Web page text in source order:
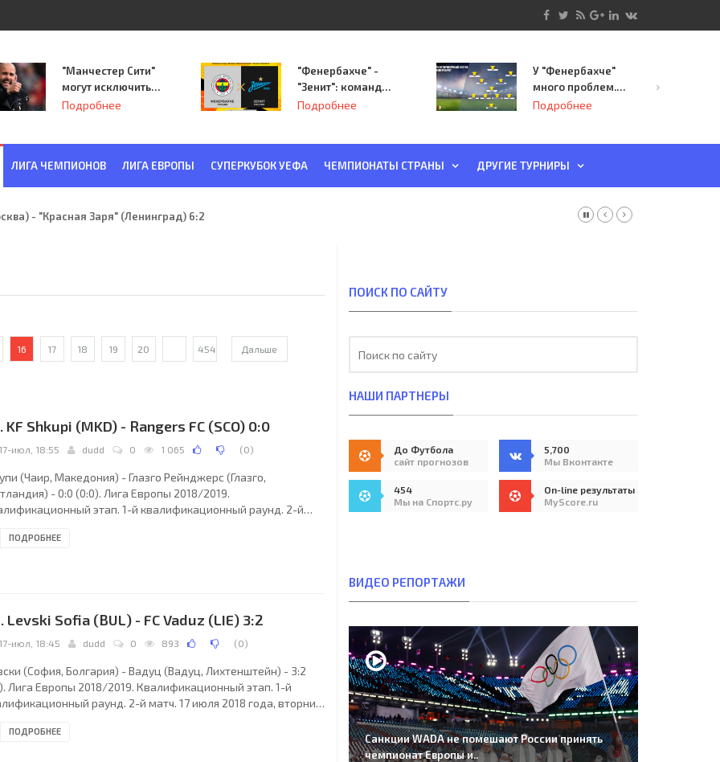
"Манчестер Сити"
могут исключить
из Лиги
Подробнее
"Фенербахче" -
"Зенит": команда
Семака начинает
Подробнее
У "Фенербахче"
много проблем.
Но он опасен для
Подробнее
ЛИГА ЧЕМПИОНОВ ЛИГА ЕВРОПЫ СУПЕРКУБОК УЕФА ЧЕМПИОНАТЫ СТРАНЫ ДРУГИЕ ТУРНИРЫ
- "Красная Заря" (Ленинград) 6:2
16 17 18 19 20 454 Дальше
KF Shkupi (MKD) - Rangers FC (SCO) 0:0
17-июл, 18:55 dudd 0 1 065 (0)
(Чаир, Македония) - Глазго Рейнджерс (Глазго,
- 0:0 (0:0). Лига Европы 2018/2019.
этап. 1-й квалификационный раунд. 2-й
+25°C. Стадион Филип II Арена. 4750 зрителей (15 %
ПОДРОБНЕЕ
Levski Sofia (BUL) - FC Vaduz (LIE) 3:2
17-июл, 18:45 dudd 0 893 (0)
(София, Болгария) - Вадуц (Вадуц, Лихтенштейн) - 3:2
Лига Европы 2018/2019. Квалификационный этап. 1-й
раунд. 2-й матч. 17 июля 2018 года, вторник.
(19 % при вместимости 29200). Главный судья: Роберт
ПОДРОБНЕЕ
ПОИСК ПО САЙТУ
НАШИ ПАРТНЕРЫ
До Футбола
сайт прогнозов
5,700
Мы Вконтакте
454
Мы на Спортс.ру
On-line результаты
MyScore.ru
ВИДЕО РЕПОРТАЖИ
Санкции WADA не помешают России принять
чемпионат Европы и..